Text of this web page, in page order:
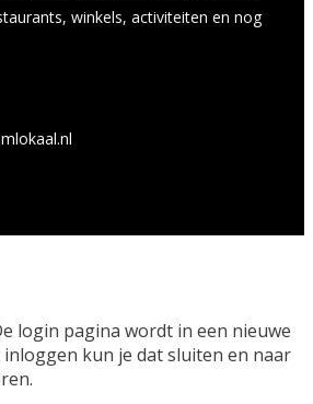
winkels, activiteiten en nog
login pagina wordt in een nieuwe
kun je dat sluiten en naar